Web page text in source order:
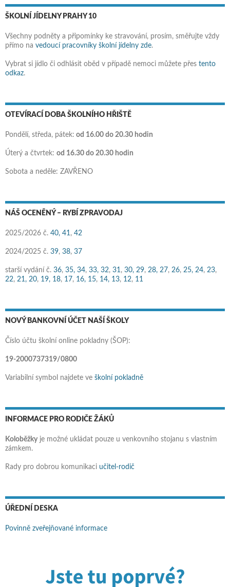
ŠKOLNÍ JÍDELNY PRAHY 10
Všechny podněty a připomínky ke stravování, prosím, směřujte vždy
přímo na vedoucí pracovníky školní jídelny zde.
Vybrat si jídlo či odhlásit oběd v případě nemoci můžete přes tento
odkaz.
OTEVÍRACÍ DOBA ŠKOLNÍHO HŘIŠTĚ
Pondělí, středa, pátek: od 16.00 do 20.30 hodin
Úterý a čtvrtek: od 16.30 do 20.30 hodin
Sobota a neděle: ZAVŘENO
NÁŠ OCENĚNÝ – RYBÍ ZPRAVODAJ
2025/2026 č. 40, 41, 42
2024/2025 č. 39, 38, 37
starší vydání č. 36, 35, 34, 33, 32, 31, 30, 29, 28, 27, 26, 25, 24, 23,
22, 21, 20, 19, 18, 17, 16, 15, 14, 13, 12, 11
NOVÝ BANKOVNÍ ÚČET NAŠÍ ŠKOLY
Číslo účtu školní online pokladny (ŠOP):
19-2000737319/0800
Variabilní symbol najdete ve školní pokladně
INFORMACE PRO RODIČE ŽÁKŮ
Koloběžkyje možné ukládat pouze u venkovního stojanu s vlastním
zámkem.
Rady pro dobrou komunikaci učitel-rodič
ÚŘEDNÍ DESKA
Povinně zveřejňované informace